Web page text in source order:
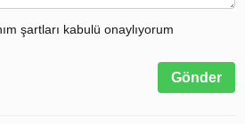
şartları kabulü onaylıyorum
Gönder